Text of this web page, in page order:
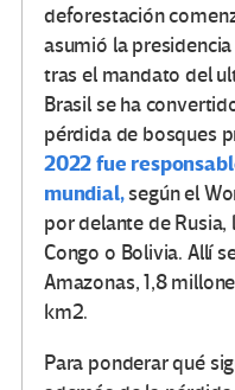
deforestación
asumió la
tras el mandato del
Brasil se ha
pérdida de bosques
2022 fue
mundial,según el
por delante de
Congo o Bolivia. Allí
Amazonas, 1,8
km2.
Para ponderar qué